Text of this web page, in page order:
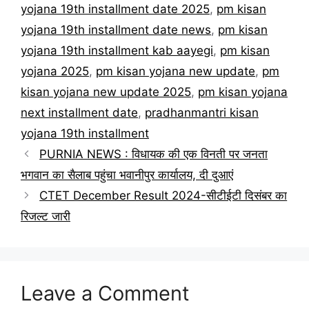
yojana 19th installment date 2025, pm kisan
yojana 19th installment date news, pm kisan
yojana 19th installment kab aayegi, pm kisan
yojana 2025, pm kisan yojana new update, pm
kisan yojana new update 2025, pm kisan yojana
next installment date, pradhanmantri kisan
yojana 19th installment
PURNIA NEWS : विधायक की एक विनती पर जनता
भगवान का सैलाब पहुंचा भवानीपुर कार्यालय, दी दुआएं
CTET December Result 2024-सीटीईटी दिसंबर का
रिजल्ट जारी
Leave a Comment